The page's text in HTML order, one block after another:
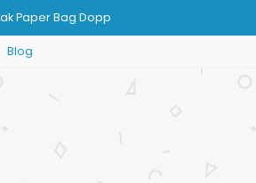
Paper Bag Dopp
Nasi Box
Murah
Murah Glossy
Kotak Souvenir
Blog